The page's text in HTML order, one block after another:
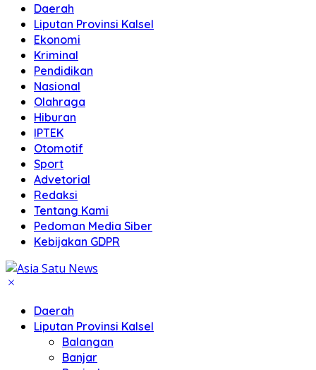
Daerah
Liputan Provinsi Kalsel
Ekonomi
Kriminal
Pendidikan
Nasional
Olahraga
Hiburan
IPTEK
Otomotif
Sport
Advetorial
Redaksi
Tentang Kami
Pedoman Media Siber
Kebijakan GDPR
Daerah
Liputan Provinsi Kalsel
Balangan
Banjar